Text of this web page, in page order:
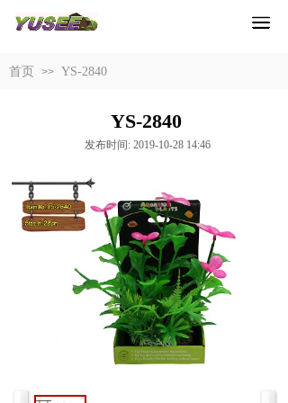
首页 >> YS-2840
YS-2840
发布时间: 2019-10-28 14:46